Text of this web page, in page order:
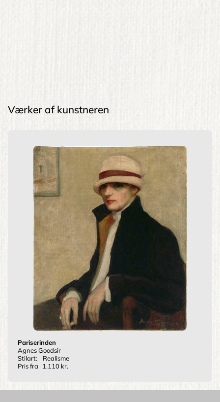
Værker af kunstneren
Pariserinden
Agnes Goodsir
Stilart:
Realisme
Pris fra
1.110 kr.